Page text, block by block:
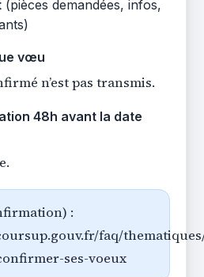
(pièces demandées, infos,
vœu
n’est pas transmis.
48h avant la date
:
faq/
ses-voeux